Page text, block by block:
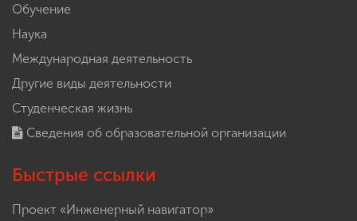
Обучение
Наука
Международная деятельность
Другие виды деятельности
Студенческая жизнь
Сведения об образовательной организации
Быстрые ссылки
Проект «Инженерный навигатор»